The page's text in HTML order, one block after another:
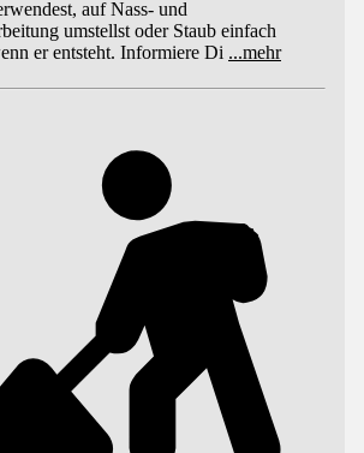
auf Nass- und
umstellst oder Staub einfach
er entsteht. Informiere Di ...mehr